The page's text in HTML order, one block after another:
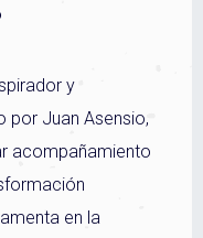
y
por Juan Asensio,
acompañamiento
en la